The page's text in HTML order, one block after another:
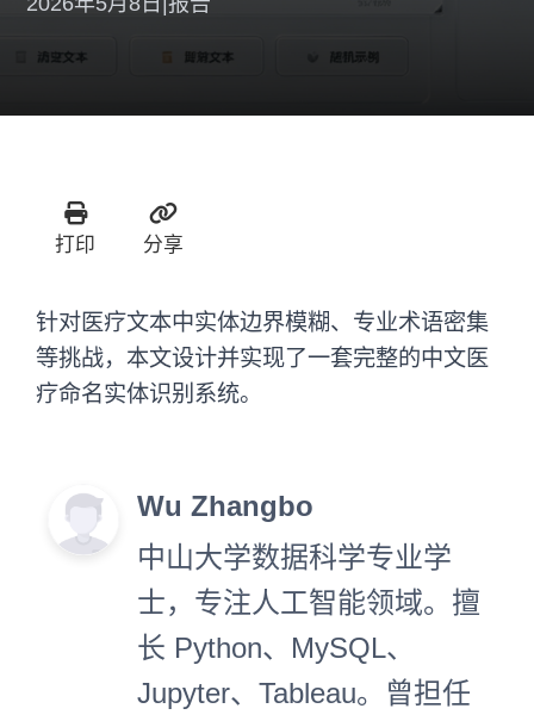
打印 分享
针对医疗文本中实体边界模糊、专业术语密集
等挑战，本文设计并实现了一套完整的中文医
疗命名实体识别系统。
Wu Zhangbo
中山大学数据科学专业学
士，专注人工智能领域。擅
长 Python、MySQL、
Jupyter、Tableau。曾担任